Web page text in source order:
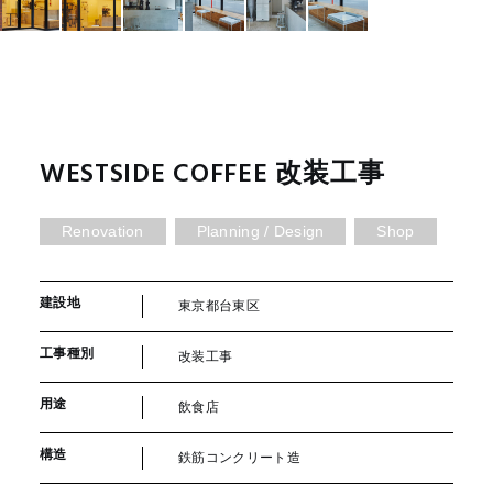
WESTSIDE COFFEE 改装工事
Renovation Planning / Design Shop
建設地 東京都台東区
工事種別 改装工事
用途 飲食店
構造 鉄筋コンクリート造